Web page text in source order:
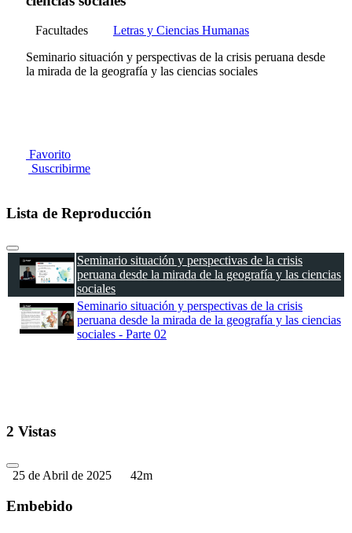
Facultades
Letras y Ciencias Humanas
Seminario situación y perspectivas de la crisis peruana desde
la mirada de la geografía y las ciencias sociales
Favorito
Suscribirme
Lista de Reproducción
Seminario situación y perspectivas de la crisis
peruana desde la mirada de la geografía y las ciencias
sociales
Seminario situación y perspectivas de la crisis
peruana desde la mirada de la geografía y las ciencias
sociales - Parte 02
2 Vistas
25 de Abril de 2025 42m
Embebido